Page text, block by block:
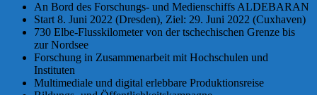
An Bord des Forschungs- und Medienschiffs ALDEBARAN
Start 8. Juni 2022 (Dresden), Ziel: 29. Juni 2022 (Cuxhaven)
730 Elbe-Flusskilometer von der tschechischen Grenze bis
zur Nordsee
Forschung in Zusammenarbeit mit Hochschulen und
Instituten
Multimediale und digital erlebbare Produktionsreise